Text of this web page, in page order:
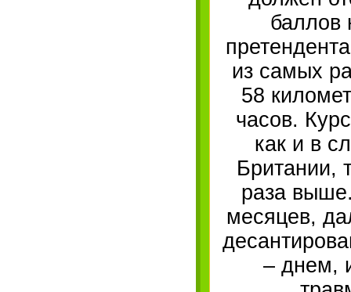
баллов
из самых
58
часов.
как и в
Британии,
раза
месяцев,
– днем,